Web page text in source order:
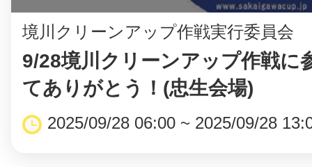
境川クリーンアップ作戦実行委員会
9/28境川クリーンアップ作戦に
てありがとう！(忠生会場)
2025/09/28 06:00 ~ 2025/09/28
©︎ KAYAC Inc.All